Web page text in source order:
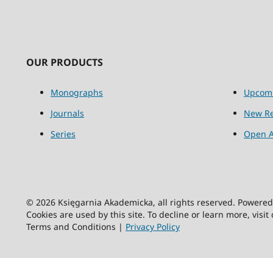
OUR PRODUCTS
Monographs
Journals
Series
New
Open
© 2026 Księgarnia Akademicka, all rights reserved.
Cookies are used by this site. To decline or learn more,
Terms and Conditions | Privacy Policy